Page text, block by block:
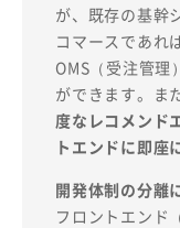
が、既存の基幹
コマースであれ
OMS（受注管理
ができます。ま
度なレコメンド
トエンドに即座
開発体制の分離
フロントエンド